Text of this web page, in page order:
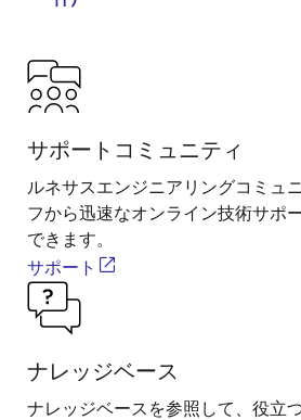
サポートコミュニティ
ルネサスエンジニアリングコミュ
フから迅速なオンライン技術サポ
できます。
サポート
ナレッジベース
ナレッジベースを参照して、役立